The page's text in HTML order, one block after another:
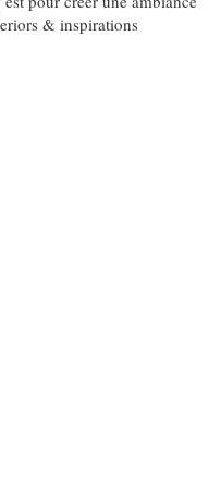
& inspirations